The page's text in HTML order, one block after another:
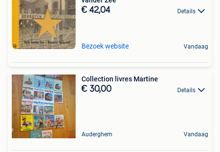
€ 42,04 Details
Bezoek website Vandaag
Collection livres Martine
€ 30,00 Details
Auderghem Vandaag